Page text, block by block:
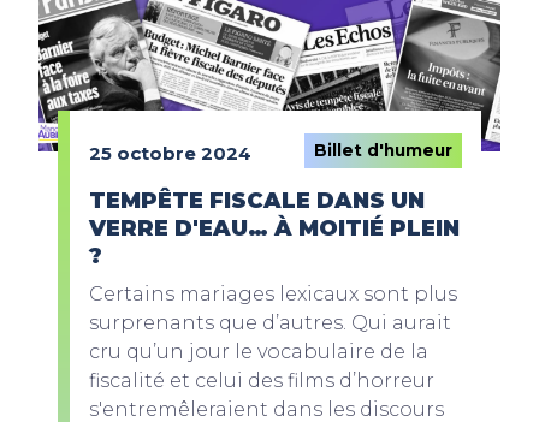
25 octobre 2024 Billet d'humeur
TEMPÊTE FISCALE DANS UN
VERRE D'EAU… À MOITIÉ PLEIN
?
Certains mariages lexicaux sont plus
surprenants que d’autres. Qui aurait
cru qu’un jour le vocabulaire de la
fiscalité et celui des films d’horreur
s'entremêleraient dans les discours